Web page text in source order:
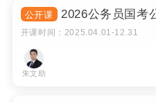
公开课 2026公务员国考
开课时间： 2025.04.01-12.31
朱文助